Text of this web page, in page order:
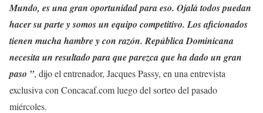
Mundo, es una gran oportunidad para eso. Ojalá todos puedan
hacer su parte y somos un equipo competitivo. Los aficionados
tienen mucha hambre y con razón. República Dominicana
necesita un resultado para que parezca que ha dado un gran
paso ”, dijo el entrenador, Jacques Passy, en una entrevista
exclusiva con Concacaf.com luego del sorteo del pasado
miércoles.